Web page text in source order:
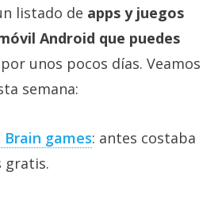
listado de apps y juegos
Android que puedes
por unos pocos días. Veamos
semana:
Brain games: antes costaba
gratis.